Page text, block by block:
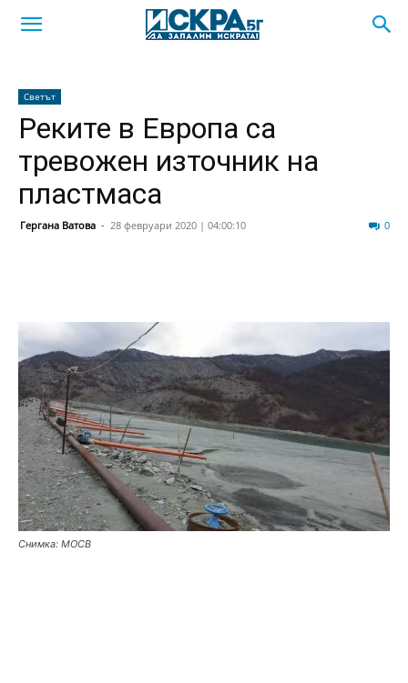
Светът
Реките в Европа са
тревожен източник на
пластмаса
Гергана Ватова - 28 февруари 2020 | 04:00:10 0
Снимка: МОСВ